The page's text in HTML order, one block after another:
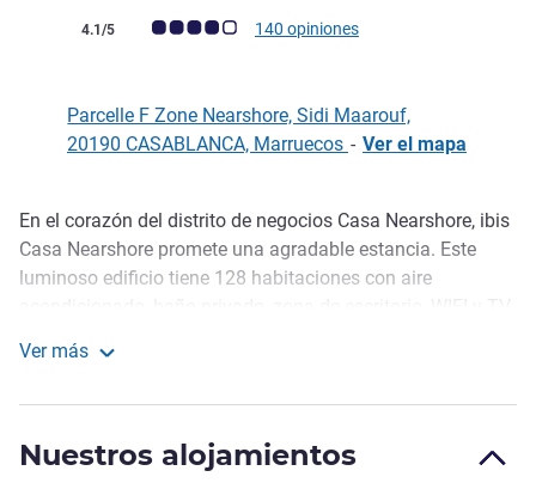
Nota de clientes de Avis (Clasificación de ALL)
4.1/5 140 opiniones
Parcelle F Zone Nearshore, Sidi Maarouf,
20190 CASABLANCA, Marruecos - Ver el mapa
Descripción
En el corazón del distrito de negocios Casa Nearshore, ibis
Casa Nearshore promete una agradable estancia. Este
luminoso edificio tiene 128 habitaciones con aire
terrazas, el bar o el restaurante, con platos wok y desayuno
Es práctico para viajes de negocios a Casa Nearshore Park
Ver más
Nuestros alojamientos